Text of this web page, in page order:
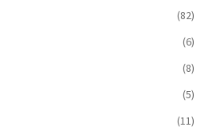
(82)
(6)
(8)
(5)
(11)